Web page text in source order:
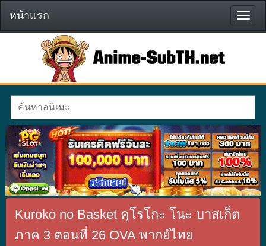
หน้า
แรก
หน้าแรก
Kuroko no Basket คุโรโกะ โนะ บาสเก็ต
ภาค 3 ตอนที่ 26 OVA พากย์ไทย